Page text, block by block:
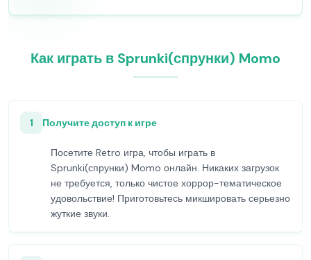
Как играть в Sprunki(спрунки) Momo
1 Получите доступ к игре
Посетите Retro игра, чтобы играть в
Sprunki(спрунки) Momo онлайн. Никаких загрузок
не требуется, только чистое хоррор-тематическое
удовольствие! Приготовьтесь микшировать серьезно
жуткие звуки.